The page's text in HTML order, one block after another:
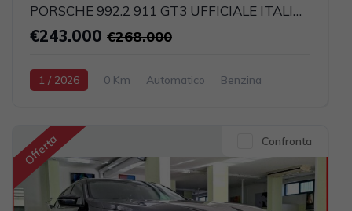
PORSCHE 992.2 911 GT3 UFFICIALE ITALIA (CARBOCERAMICI+LIFT)
€243.000 €268.000
1 / 2026 0 Km Automatico
Benzina
Offerta Confronta